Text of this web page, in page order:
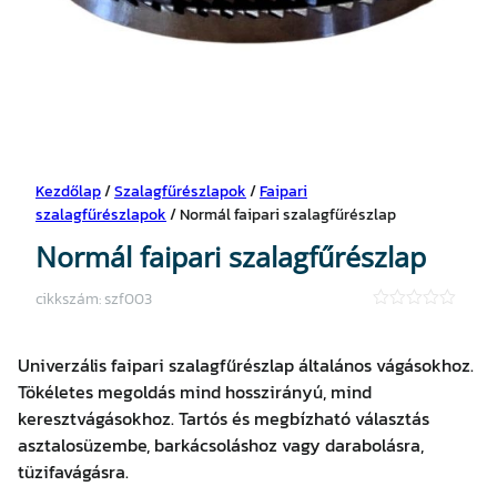
Kezdőlap/Szalagfűrészlapok/Faipari
szalagfűrészlapok/ Normál faipari szalagfűrészlap
Normál faipari szalagfűrészlap
cikkszám:szf003
★
Univerzális faipari szalagfűrészlap általános vágásokhoz.
Tökéletes megoldás mind hosszirányú, mind
keresztvágásokhoz. Tartós és megbízható választás
asztalosüzembe, barkácsoláshoz vagy darabolásra,
tüzifavágásra.